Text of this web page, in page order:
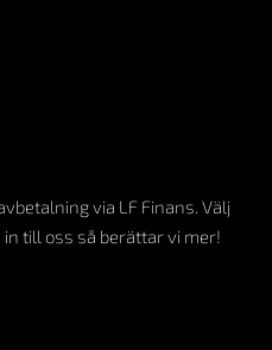
via LF Finans. Välj
in till oss så berättar vi mer!